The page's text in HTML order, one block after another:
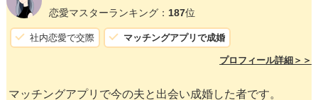
恋愛マスターランキング： 187位
社内恋愛で交際 マッチングアプリで成婚
プロフィール詳細＞＞
マッチングアプリで今の夫と出会い成婚した者です。